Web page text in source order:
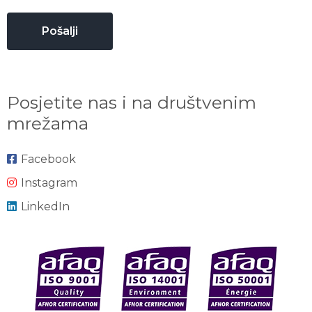
Posjetite nas i na društvenim
mrežama
Facebook
Instagram
LinkedIn